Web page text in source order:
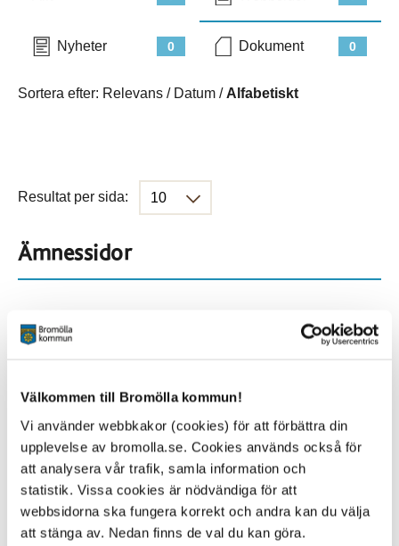
Välkommen till Bromölla kommun!
Vi använder webbkakor (cookies) för att förbättra din
upplevelse av bromolla.se. Cookies används också för
att analysera vår trafik, samla information och
statistik. Vissa cookies är nödvändiga för att
webbsidorna ska fungera korrekt och andra kan du välja
att stänga av. Nedan finns de val du kan göra.
0
Nyheter 0
Dokument
Sortera efter: Relevans / Datum / Alfabetiskt
Resultat per sida:
Ämnessidor
45
Hela webbplatsen
Alla platser